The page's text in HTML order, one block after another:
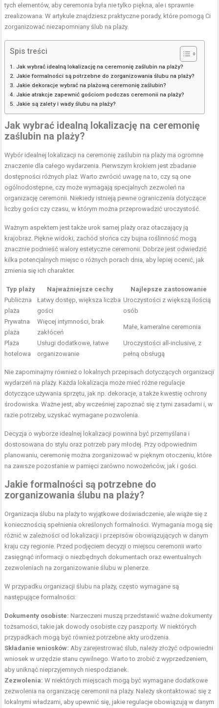
tych elementów, aby ceremonia była nie tylko piękna, ale i sprawnie
zrealizowana. W artykule znajdziesz praktyczne porady, które pomogą Ci
zorganizować niezapomniany ślub na plaży.
Spis treści
Jak wybrać idealną lokalizację na ceremonię zaślubin na plaży?
Jakie formalności są potrzebne do zorganizowania ślubu na plaży?
Jakie dekoracje wybrać na plażową ceremonię zaślubin?
Jakie atrakcje zapewnić gościom podczas ceremonii na plaży?
Jakie są zalety i wady ślubu na plaży?
Jak wybrać idealną lokalizację na ceremonię
zaślubin na plaży?
Wybór idealnej lokalizacji na ceremonię zaślubin na plaży ma ogromne
znaczenie dla całego wydarzenia. Pierwszym krokiem jest zbadanie
dostępności różnych plaż. Warto zwrócić uwagę na to, czy są one
ogólnodostępne, czy może wymagają specjalnych zezwoleń na
organizację ceremonii. Niekiedy istnieją pewne ograniczenia dotyczące
liczby gości czy czasu, w którym można przeprowadzić uroczystość.
Ważnym aspektem jest także urok samej plaży oraz otaczający ją
krajobraz. Piękne widoki, zachód słońca czy bujna roślinność mogą
znacznie podnieść walory estetyczne ceremonii. Dobrze jest odwiedzić
kilka potencjalnych miejsc o różnych porach dnia, aby lepiej ocenić, jak
zmienia się ich charakter.
Typ plaży Najważniejsze cechy
Najlepsze zastosowanie
Publiczna
plaża
Łatwy dostęp, większa liczba
gości
Uroczystości z większą ilością
osób
Prywatna
plaża
Więcej intymności, brak
zakłóceń
Małe, kameralne ceremonia
Plaża
hotelowa
Usługi dodatkowe, łatwe
organizowanie
Uroczystości all-inclusive, z
pełną obsługą
Nie zapominajmy również o lokalnych przepisach dotyczących organizacji
wydarzeń na plaży. Każda lokalizacja może mieć różne regulacje
dotyczące używania sprzętu, jak np. dekoracje, a także kwestię ochrony
środowiska. Ważne jest, aby wcześniej zapoznać się z tymi zasadami i, w
razie potrzeby, uzyskać wymagane pozwolenia.
Decyzja o wyborze idealnej lokalizacji powinna być przemyślana i
dostosowana do stylu oraz potrzeb pary młodej. Przy odpowiednim
planowaniu, ceremonię można zorganizować w pięknym otoczeniu, które
na zawsze pozostanie w pamięci zarówno nowożeńców, jak i gości.
Jakie formalności są potrzebne do
zorganizowania ślubu na plaży?
Organizacja ślubu na plaży to wyjątkowe doświadczenie, ale wiąże się z
koniecznością spełnienia określonych formalności. Wymagania mogą się
różnić w zależności od lokalizacji i przepisów obowiązujących w danym
kraju czy regionie. Przed podjęciem decyzji o miejscu ceremonii warto
zasięgnąć informacji o niezbędnych dokumentach oraz ewentualnych
zezwoleniach na zorganizowanie ślubu w plenerze.
W przypadku organizacji ślubu na plaży, często wymagane są
następujące formalności:
Dokumenty osobiste: Narzeczeni muszą przedstawić ważne dokumenty
tożsamości, takie jak dowody osobiste czy paszporty. W niektórych
przypadkach mogą być również potrzebne akty urodzenia.
Składanie wniosków: Aby zarejestrować ślub, należy złożyć odpowiedni
wniosek w urzędzie stanu cywilnego. Warto to zrobić z wyprzedzeniem,
aby uniknąć nieprzyjemnych niespodzianek.
Zezwolenia: W niektórych miejscach mogą być wymagane dodatkowe
zezwolenia na organizację ceremonii na plaży. Należy skontaktować się z
lokalnymi władzami, aby upewnić się, jakie regulacje obowiązują w danym